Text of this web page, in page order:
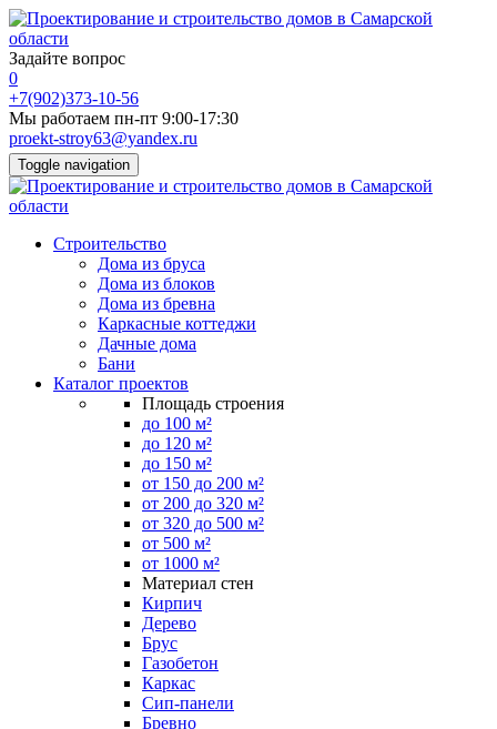
Задайте вопрос
0
+7(902)373-10-56
Мы работаем пн-пт 9:00-17:30
proekt-stroy63@yandex.ru
Toggle navigation
Строительство
Дома из бруса
Дома из блоков
Дома из бревна
Каркасные коттеджи
Дачные дома
Бани
Каталог проектов
Площадь строения
до 100 м²
до 120 м²
до 150 м²
от 150 до 200 м²
от 200 до 320 м²
от 320 до 500 м²
от 500 м²
от 1000 м²
Материал стен
Кирпич
Дерево
Брус
Газобетон
Каркас
Сип-панели
Бревно